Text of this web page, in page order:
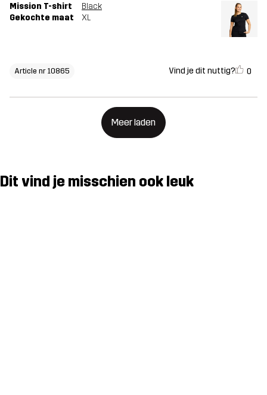
Mission T-shirt
Black
Gekochte maat
XL
Article nr 10865 Vind je dit nuttig? 0
Meer laden
Dit vind je misschien ook leuk